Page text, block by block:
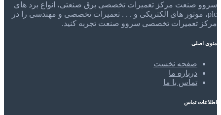
سروو صنعت مرکز تعمیرات تخصصی برق صنعتی، انواع برد های
plc، موتور های الکتریکی و . . . تعمیرات تخصصی و مهندسی را در
مرکز تعمیرات تخصصی سروو صنعت تجربه کنید.
منوی اصلی
صفحه نخست
درباره ما
تماس با ما
اطلاعات تماس